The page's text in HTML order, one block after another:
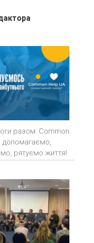
разом: Common
допомагаємо,
рятуємо життя!